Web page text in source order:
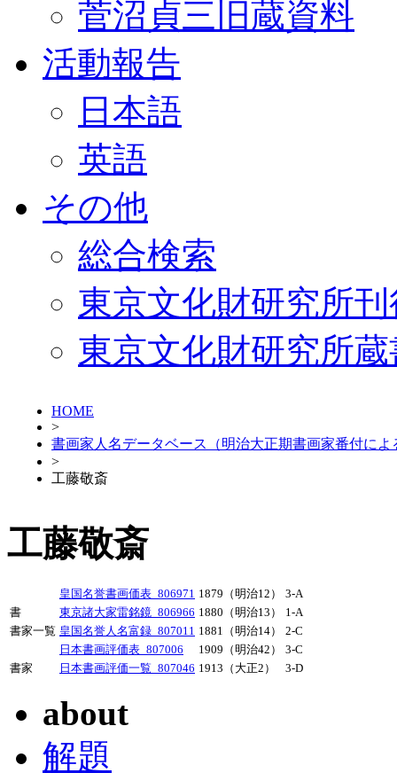
菅沼貞三旧蔵資料
活動報告
日本語
英語
その他
総合検索
東京文化財研究所
東京文化財研究所
HOME
>
書画家人名データベース（明治大正期書画家番付によ
>
工藤敬斎
工藤敬斎
皇国名誉書画価表_806971 1879（明治12）
3-A
書
東京諸大家雷銘鏡_806966 1880（明治13）
1-A
書家一覧 皇国名誉人名富録_807011 1881（明治14）
2-C
日本書画評価表_807006
1909（明治42）
3-C
書家
日本書画評価一覧_807046 1913（大正2） 3-D
about
解題